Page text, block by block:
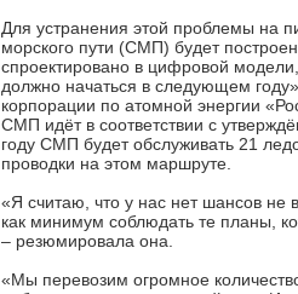
Для устранения этой проблемы на
морского пути (СМП) будет
спроектировано в цифровой
должно начаться в следующем
корпорации по атомной энергии
СМП идёт в соответствии с
году СМП будет обслуживать 21
проводки на этом маршруте.
«Я считаю, что у нас нет шансов не
как минимум соблюдать те планы,
– резюмировала она.
«Мы перевозим огромное